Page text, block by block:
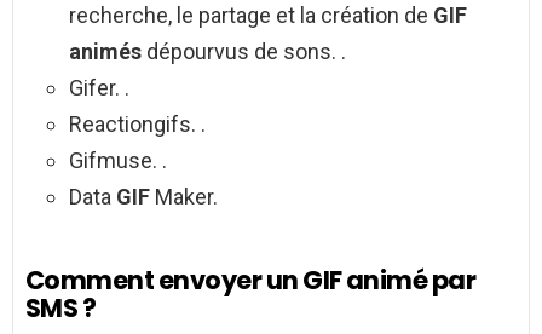
recherche, le partage et la création de GIF
animés dépourvus de sons. .
Gifer. .
Reactiongifs. .
Gifmuse. .
Data GIF Maker.
Comment envoyer un GIF animé par
SMS ?